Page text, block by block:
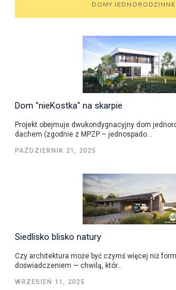
DOMY JEDNORODZINNE
Dom "nieKostka" na skarpie
Projekt obejmuje dwukondygnacyjny dom
dachem (zgodnie z MPZP – jednospado...
PAŹDZIERNIK 21, 2025
Siedlisko blisko natury
Czy architektura może być czymś więcej niż
doświadczeniem — chwilą, któr...
WRZESIEŃ 11, 2025